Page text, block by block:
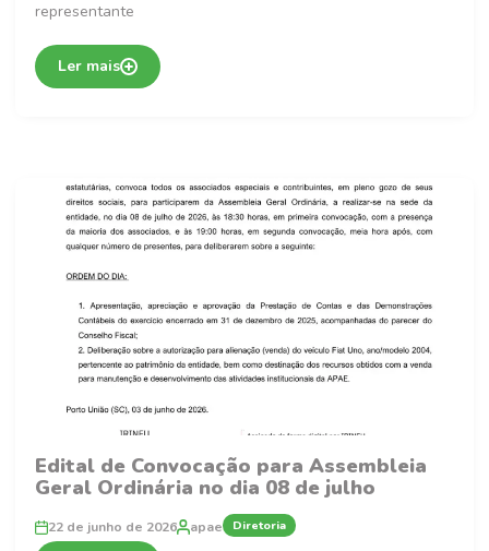
representante
Ler mais
Edital de Convocação para Assembleia
Geral Ordinária no dia 08 de julho
22 de junho de 2026 apae Diretoria